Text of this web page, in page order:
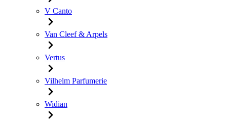
V Canto
Van Cleef & Arpels
Vertus
Vilhelm Parfumerie
Widian